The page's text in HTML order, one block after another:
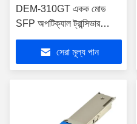
DEM-310GT একক মোড
SFP অপটিক্যাল ট্রান্সিভার
10km দূরত্বের সাথে
সেরা মূল্য পান